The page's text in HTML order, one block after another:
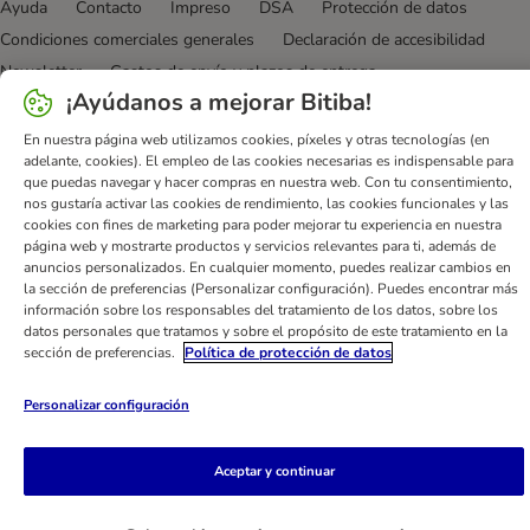
Ayuda Contacto Impreso DSA
Protección de datos
Condiciones comerciales generales
Declaración de accesibilidad
Newsletter
Gastos de envío y plazos de entrega
Formas de pago
Formulario de desistimiento
Programa de fidelización
App bitiba
Programa de afiliados
Gestión de residuos
bitiba GmbH2026
¡Ayúdanos a mejorar Bitiba!
En nuestra página web utilizamos cookies, píxeles y otras tecnologías (en
adelante, cookies). El empleo de las cookies necesarias es indispensable para
que puedas navegar y hacer compras en nuestra web. Con tu consentimiento,
nos gustaría activar las cookies de rendimiento, las cookies funcionales y las
cookies con fines de marketing para poder mejorar tu experiencia en nuestra
página web y mostrarte productos y servicios relevantes para ti, además de
anuncios personalizados. En cualquier momento, puedes realizar cambios en
la sección de preferencias (Personalizar configuración). Puedes encontrar más
información sobre los responsables del tratamiento de los datos, sobre los
datos personales que tratamos y sobre el propósito de este tratamiento en la
sección de preferencias.
Política de protección de datos
Personalizar configuración
Aceptar y continuar